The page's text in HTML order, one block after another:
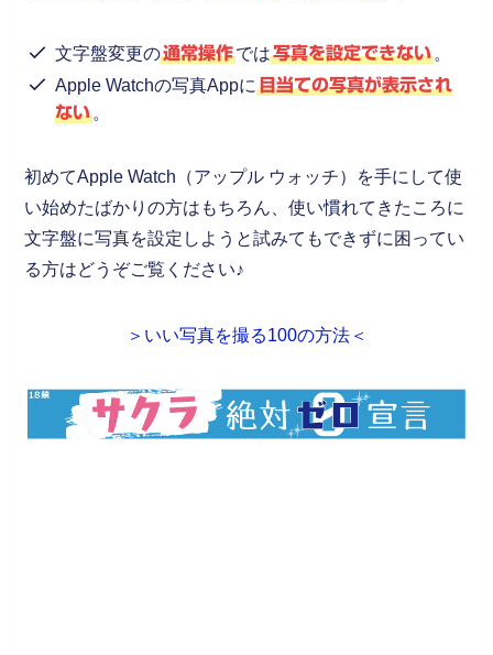
文字盤変更の通常操作では写真を設定できない 。
Apple Watchの写真Appに目当ての写真が表示され
ない 。
初めてApple Watch（アップル ウォッチ）を手にして使
い始めたばかりの方はもちろん、使い慣れてきたころに
文字盤に写真を設定しようと試みてもできずに困ってい
る方はどうぞご覧ください♪
＞いい写真を撮る100の方法＜